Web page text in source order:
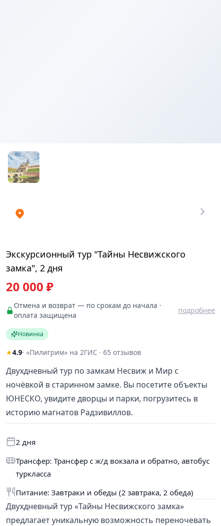
Экскурсионный тур "Тайны Несвижского
замка", 2 дня
20 000 ₽
Отмена и возврат — по срокам до начала ·
оплата защищена
подробнее
Новинка
★4.9· «Пилигрим» на 2ГИС · 65 отзывов
Двухдневный тур по замкам Несвиж и Мир с
ночёвкой в старинном замке. Вы посетите объекты
ЮНЕСКО, увидите дворцы и парки, погрузитесь в
историю магнатов Радзивиллов.
2 дня
Трансфер: Трансфер с ж/д вокзала и обратно, автобус
туркласса
Питание: Завтраки и обеды (2 завтрака, 2 обеда)
Двухдневный тур «Тайны Несвижского замка»
предлагает уникальную возможность переночевать